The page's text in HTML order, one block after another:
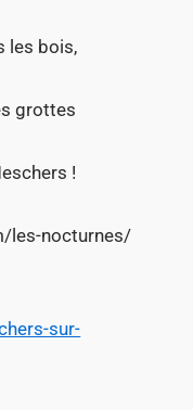
les bois,
grottes
!
les-nocturnes/
sur-